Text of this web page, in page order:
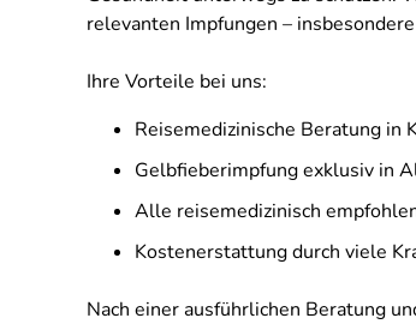
relevanten Impfungen –
Ihre Vorteile bei uns:
Reisemedizinische Beratung in
Gelbfieberimpfung exklusiv in
Alle reisemedizinisch
Kostenerstattung durch viele
Nach einer ausführlichen Beratung